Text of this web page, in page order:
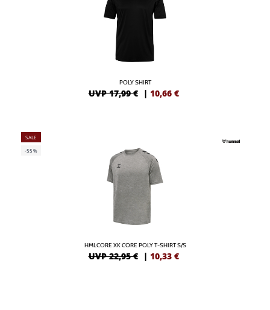
POLY SHIRT
UVP 17,99 € | 10,66 €
SALE
-55%
HMLCORE XK CORE POLY T-SHIRT S/S
UVP 22,95 € | 10,33 €